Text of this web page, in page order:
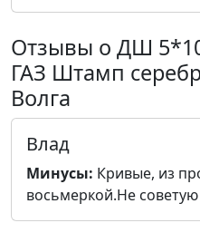
Отзывы о ДШ
ГАЗ Штамп
Волга
Влад
Минусы: Кривые, из
восьмеркой.Не советую